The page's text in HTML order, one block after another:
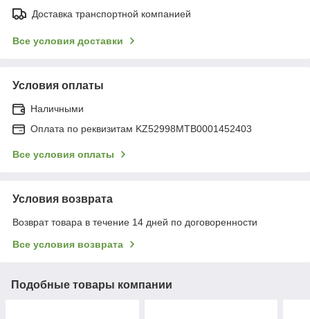
Доставка транспортной компанией
Все условия доставки
Условия оплаты
Наличными
Оплата по реквизитам KZ52998MTB0001452403
Все условия оплаты
Условия возврата
Возврат товара в течение 14 дней по договоренности
Все условия возврата
Подобные товары компании